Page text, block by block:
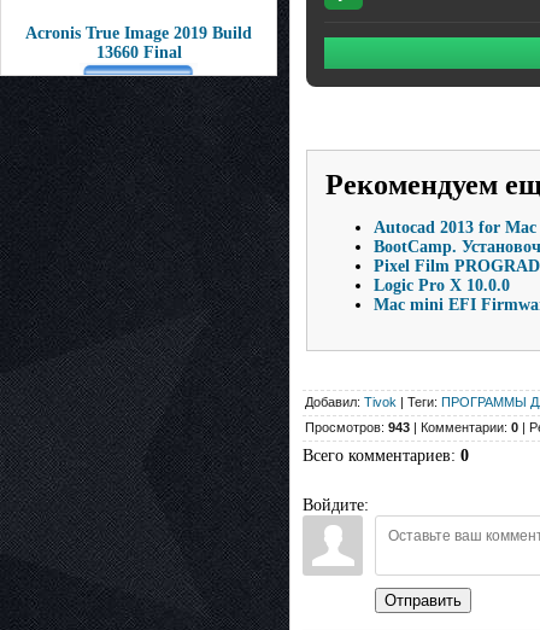
Acronis True Image 2019 Build
13660 Final
Рекомендуем
Autocad 2013 for Mac
BootCamp.
Pixel Film
Logic Pro X 10.0.0
Mac mini EFI
Добавил: Tivok | Теги: ПРОГРАММЫ
Просмотров: 943 | Комментарии: 0 |
Всего комментариев: 0
Войдите:
Отправить